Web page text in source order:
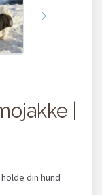
|
din hund